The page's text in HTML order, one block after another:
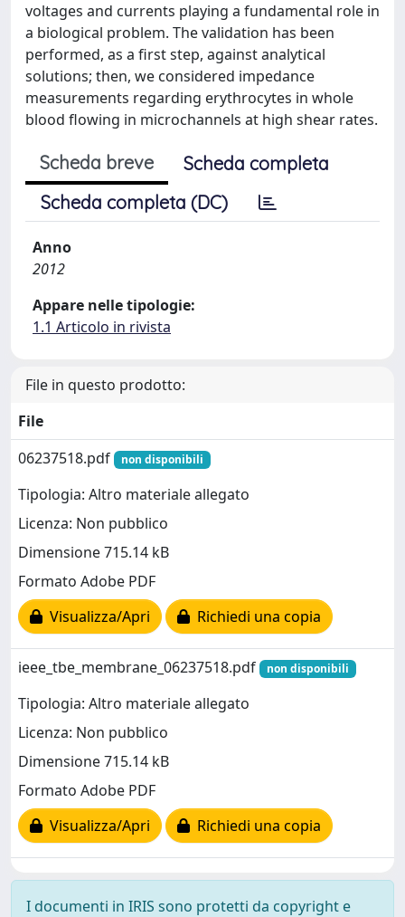
voltages and currents playing a fundamental role in
a biological problem. The validation has been
performed, as a first step, against analytical
solutions; then, we considered impedance
measurements regarding erythrocytes in whole
blood flowing in microchannels at high shear rates.
Scheda breve
Scheda completa
Scheda completa (DC)
Anno
2012
Appare nelle tipologie:
1.1 Articolo in rivista
File in questo prodotto:
File
06237518.pdf
non disponibili
Tipologia: Altro materiale allegato
Licenza: Non pubblico
Dimensione 715.14 kB
Formato Adobe PDF
Visualizza/Apri
Richiedi una copia
ieee_tbe_membrane_06237518.pdf non disponibili
Tipologia: Altro materiale allegato
Licenza: Non pubblico
Dimensione 715.14 kB
Formato Adobe PDF
Visualizza/Apri
Richiedi una copia
I documenti in IRIS sono protetti da copyright e